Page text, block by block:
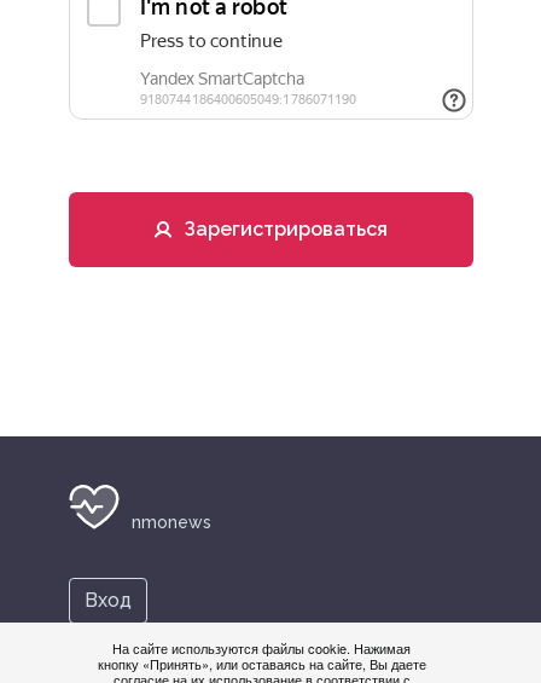
На сайте используются файлы cookie. Нажимая
кнопку «Принять», или оставаясь на сайте, Вы даете
Зарегистрироваться
nmonews
+7 495 419-08-68
Вход